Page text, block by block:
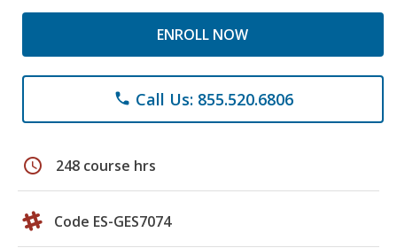
ENROLL NOW
phone Call Us: 855.520.6806
schedule 248 course hrs
Code ES-GES7074